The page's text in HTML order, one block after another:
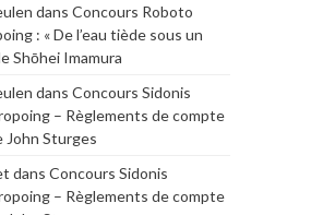
dans Concours Roboto
: « De l’eau tiède sous un
Shōhei Imamura
dans Concours Sidonis
– Règlements de compte
John Sturges
dans Concours Sidonis
– Règlements de compte